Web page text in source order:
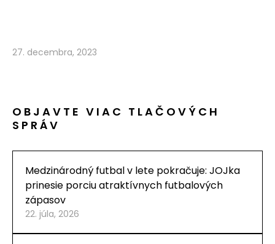
27. decembra, 2023
OBJAVTE VIAC TLAČOVÝCH
SPRÁV
Medzinárodný futbal v lete pokračuje: JOJka
prinesie porciu atraktívnych futbalových
zápasov
22. júla, 2026